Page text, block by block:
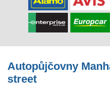
Autopůjčovny
street